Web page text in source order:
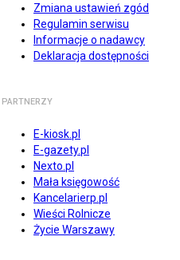
Zmiana ustawień zgód
Regulamin serwisu
Informacje o nadawcy
Deklaracja dostępności
PARTNERZY
E-kiosk.pl
E-gazety.pl
Nexto.pl
Mała księgowość
Kancelarierp.pl
Wieści Rolnicze
Życie Warszawy